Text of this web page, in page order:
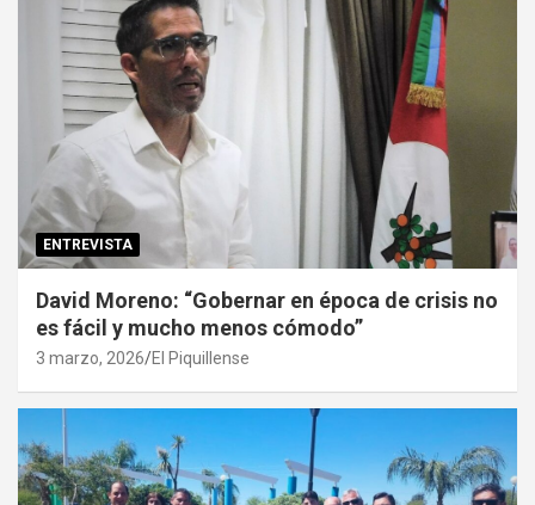
ENTREVISTA
David Moreno: “Gobernar en época de crisis no
es fácil y mucho menos cómodo”
3 marzo, 2026 El Piquillense